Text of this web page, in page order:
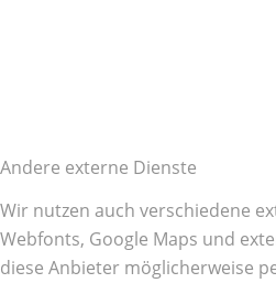
Andere externe Dienste
Wir nutzen auch verschiedene
Webfonts, Google Maps und
diese Anbieter möglicherweise